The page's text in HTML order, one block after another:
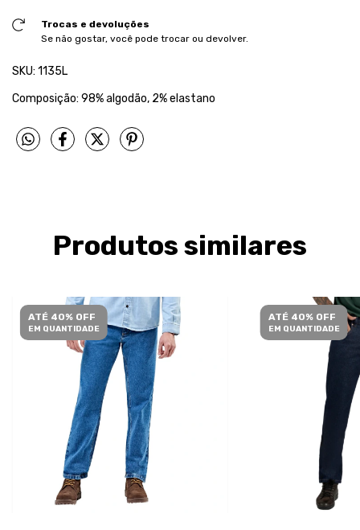
Trocas e devoluções
Se não gostar, você pode trocar ou devolver.
SKU: 1135L
Composição: 98% algodão, 2% elastano
Produtos similares
ATÉ 40% OFF
EM QUANTIDADE
ATÉ 40% OFF
EM QUANTIDADE